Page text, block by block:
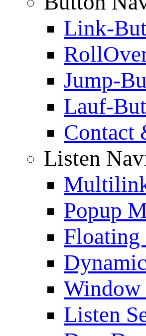
Link-
Jump-
Lauf-
Contact
Listen
Popup
Floating
Window
Listen